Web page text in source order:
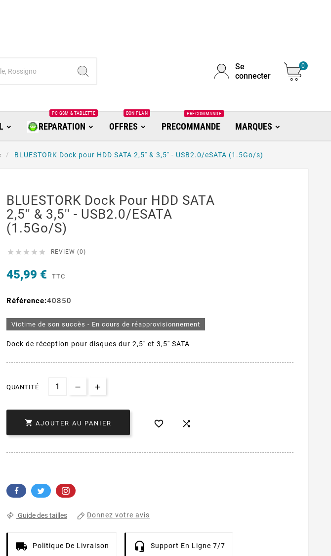
Se
connecter
0
REPARATION
PC GSM & TABLETTE
OFFRES
BON PLAN
PRECOMMANDE
PRÉCOMMANDE
MARQUES
BLUESTORK Dock pour HDD SATA 2,5'' & 3,5'' - USB2.0/eSATA (1.5Go/s)
BLUESTORK Dock Pour HDD SATA
2,5'' & 3,5'' - USB2.0/eSATA
(1.5Go/s)
     REVIEW (0)
45,99 € TTC
Référence:40850
Victime de son succès - En cours de réapprovisionnement
Dock de réception pour disques dur 2,5'' et 3,5'' SATA
QUANTITÉ
 AJOUTER AU PANIER  
Guide des tailles Donnez votre avis
Politique De Livraison Support En Ligne 7/7